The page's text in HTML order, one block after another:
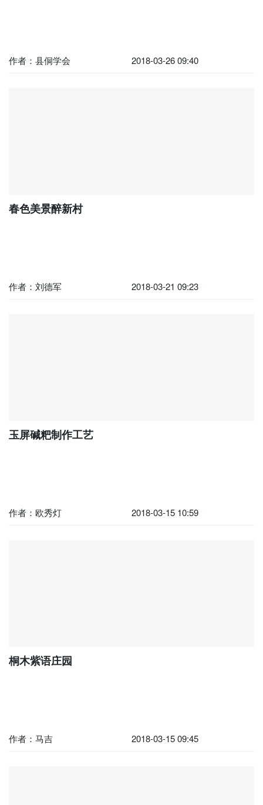
作者：县侗学会 2018-03-26 09:40
春色美景醉新村
作者：刘德军 2018-03-21 09:23
玉屏碱粑制作工艺
作者：欧秀灯 2018-03-15 10:59
桐木紫语庄园
作者：马吉 2018-03-15 09:45